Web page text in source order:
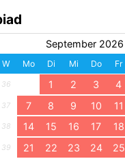
September 2026
W Mo Di Mi Do Fr
36 1 2 3 4
37 7 8 9 10 11
38 14 15 16 17 18
39 21 22 23 24 25